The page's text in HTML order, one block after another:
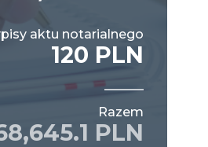
aktu notarialnego
120 PLN
Razem
PLN